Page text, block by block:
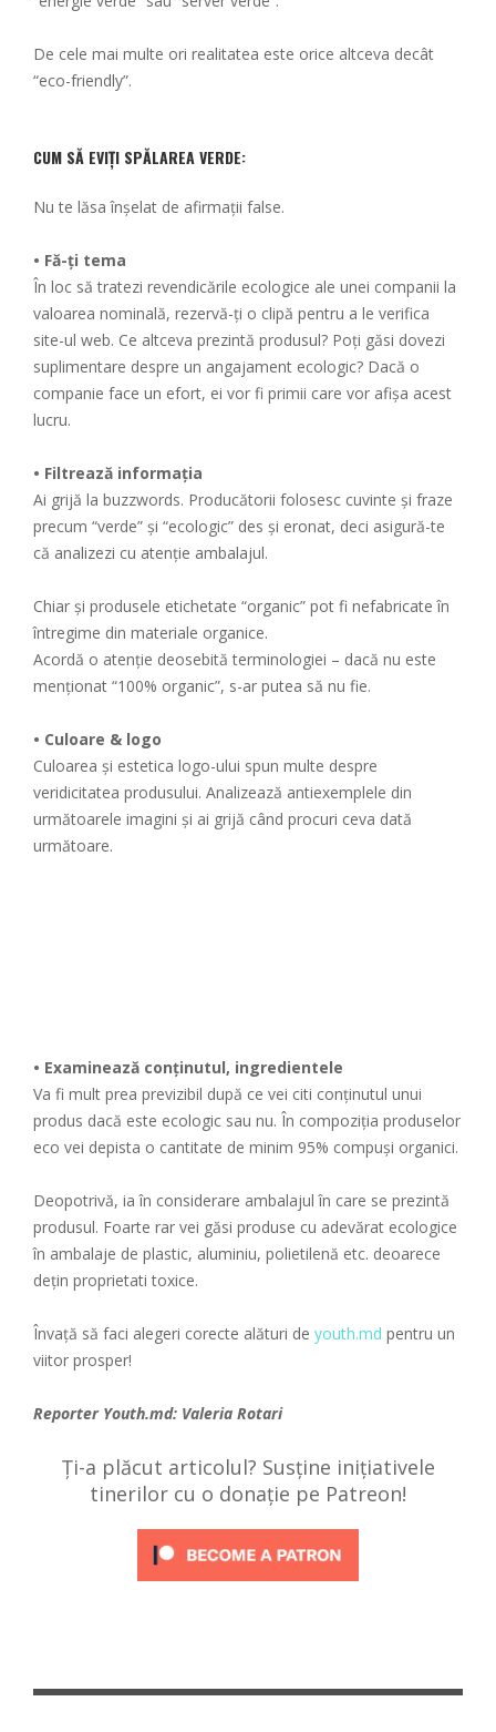
De cele mai multe ori realitatea este orice altceva decât
“eco-friendly”.
CUM SĂ EVIȚI SPĂLAREA VERDE:
Nu te lăsa înșelat de afirmații false.
• Fă-ți tema
În loc să tratezi revendicările ecologice ale unei companii la
valoarea nominală, rezervă-ți o clipă pentru a le verifica
site-ul web. Ce altceva prezintă produsul? Poți găsi dovezi
suplimentare despre un angajament ecologic? Dacă o
companie face un efort, ei vor fi primii care vor afișa acest
lucru.
• Filtrează informația
Ai grijă la buzzwords. Producătorii folosesc cuvinte și fraze
precum “verde” și “ecologic” des și eronat, deci asigură-te
că analizezi cu atenție ambalajul.
Chiar și produsele etichetate “organic” pot fi nefabricate în
întregime din materiale organice.
Acordă o atenție deosebită terminologiei – dacă nu este
menționat “100% organic”, s-ar putea să nu fie.
• Culoare & logo
Culoarea și estetica logo-ului spun multe despre
veridicitatea produsului. Analizează antiexemplele din
următoarele imagini și ai grijă când procuri ceva dată
următoare.
• Examinează conținutul, ingredientele
Va fi mult prea previzibil după ce vei citi conținutul unui
produs dacă este ecologic sau nu. În compoziția produselor
eco vei depista o cantitate de minim 95% compuși organici.
Deopotrivă, ia în considerare ambalajul în care se prezintă
produsul. Foarte rar vei găsi produse cu adevărat ecologice
în ambalaje de plastic, aluminiu, polietilenă etc. deoarece
dețin proprietati toxice.
Învață să faci alegeri corecte alături de youth.md pentru un
viitor prosper!
Reporter Youth.md: Valeria Rotari
Ți-a plăcut articolul? Susține inițiativele
tinerilor cu o donație pe Patreon!